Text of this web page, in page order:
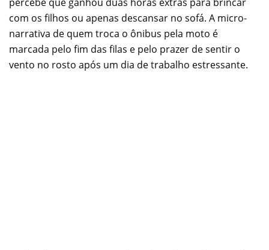
com os filhos ou apenas descansar no sofá. A micro-
narrativa de quem troca o ônibus pela moto é
marcada pelo fim das filas e pelo prazer de sentir o
vento no rosto após um dia de trabalho estressante.